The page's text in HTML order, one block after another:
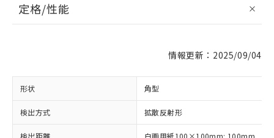
定格/性能
情報更新：2025/09/04
形状 角型
検出方式 拡散反射形
検出距離 白画用紙100×100mm: 100mm